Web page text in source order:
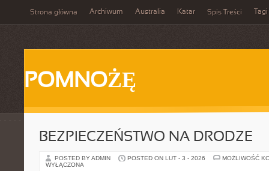
Strona główna Archiwum Australia Katar Spis Treści Tagi
POMNOŻĘ
BEZPIECZEŃSTWO NA DRODZE
POSTED BY ADMIN POSTED ON LUT - 3 - 2026
MOŻLIWOŚĆ
WYŁĄCZONA